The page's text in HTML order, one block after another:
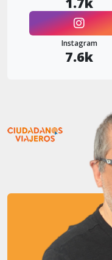
Instagram
7.6k